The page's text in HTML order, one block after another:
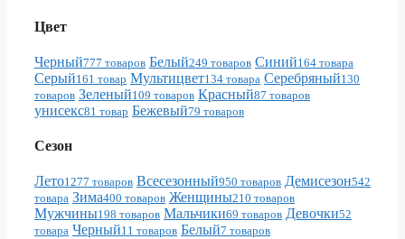
Цвет
Черный777 товаров Белый249 товаров Синий164 товара
Серый161 товар Мультицвет134 товара Серебряный130
товаров Зеленый109 товаров Красный87 товаров
унисекс81 товар Бежевый79 товаров
Сезон
Лето1277 товаров Всесезонный950 товаров Демисезон542
товара Зима400 товаров Женщины210 товаров
Мужчины198 товаров Мальчики69 товаров Девочки52
товара Черный11 товаров Белый7 товаров